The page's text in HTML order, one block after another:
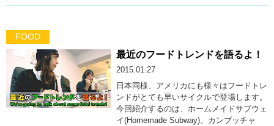
FOOD
最近のフードトレンドを語るよ！
2015.01.27
日本同様、アメリカにも様々はフードトレ
ンドがとても早いサイクルで登場します。
今回紹介するのは、ホームメイドサブウェ
イ(Homemade Subway)、カンブッチャ